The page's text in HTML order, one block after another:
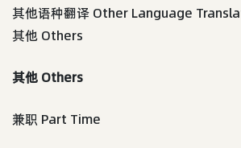
其他语种翻译 Other Language
其他 Others
其他 Others
兼职 Part Time